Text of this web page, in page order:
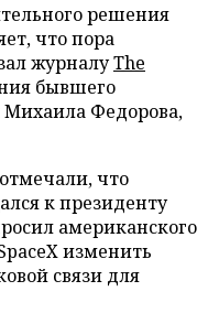
решения
что пора
журналуThe
бывшего
Федорова,
что
к президенту
американского
изменить
связи для